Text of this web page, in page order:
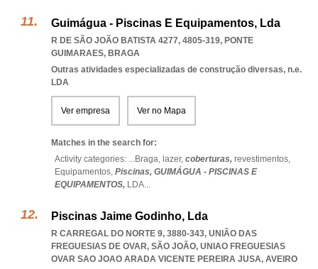
Guimágua - Piscinas E Equipamentos, Lda
R DE SÃO JOÃO BATISTA 4277, 4805-319, PONTE
GUIMARAES, BRAGA
Outras atividades especializadas de construção diversas, n.e.
LDA
Ver empresa Ver no Mapa
Matches in the search for:
Activity categories: ...Braga, lazer, coberturas, revestimentos,
Equipamentos, Piscinas, GUIMÁGUA - PISCINAS E
EQUIPAMENTOS, LDA...
Piscinas Jaime Godinho, Lda
R CARREGAL DO NORTE 9, 3880-343, UNIÃO DAS
FREGUESIAS DE OVAR, SÃO JOÃO, UNIAO FREGUESIAS
OVAR SAO JOAO ARADA VICENTE PEREIRA JUSA, AVEIRO